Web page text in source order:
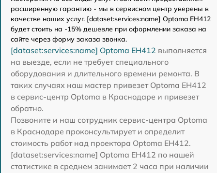
расширенную гарантию - мы в сервисном центр уверены в
качестве наших услуг. [dataset:services:name] Optoma EH412
будет стоить на -15% дешевле при оформлении заказа на
сайте через форму заказа звонка.
[dataset:services:name] Optoma EH412 выполняется
на выезде, если не требует специального
оборудования и длительного времени ремонта. В
таких случаях наш мастер привезет Optoma EH412
в сервис-центр Optoma в Краснодаре и привезет
обратно.
Позвоните и наш сотрудник сервис-центра Optoma
в Краснодаре проконсультирует и определит
стоимость работ над проектора Optoma EH412.
[dataset:services:name] Optoma EH412 по нашей
статистике в среднем занимает 2 часа при наличии